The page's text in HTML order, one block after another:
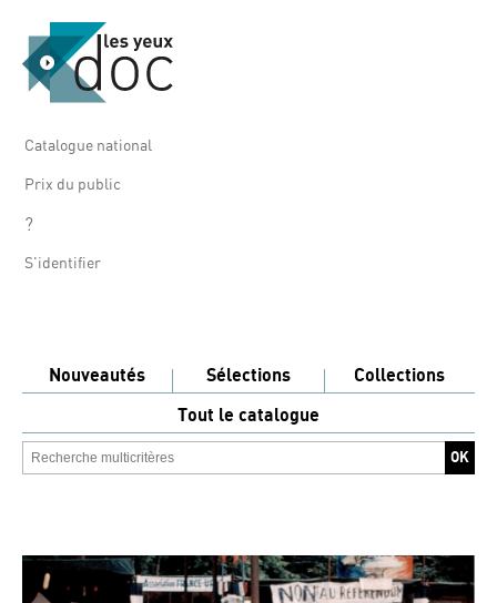
Catalogue national
Prix du public
?
S'identifier
Nouveautés Sélections
Collections
Tout le catalogue